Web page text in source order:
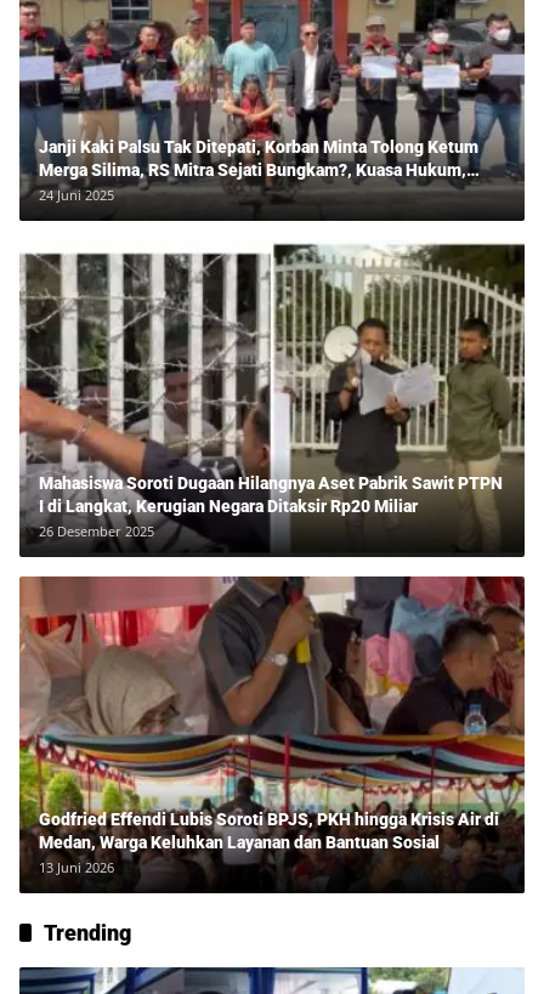
Janji Kaki Palsu Tak Ditepati, Korban Minta Tolong Ketum
Merga Silima, RS Mitra Sejati Bungkam?, Kuasa Hukum,
Hans Silalahi Dampingi Julita Cari Keadilan
24 Juni 2025
Mahasiswa Soroti Dugaan Hilangnya Aset Pabrik Sawit PTPN
I di Langkat, Kerugian Negara Ditaksir Rp20 Miliar
26 Desember 2025
Godfried Effendi Lubis Soroti BPJS, PKH hingga Krisis Air di
Medan, Warga Keluhkan Layanan dan Bantuan Sosial
13 Juni 2026
Trending